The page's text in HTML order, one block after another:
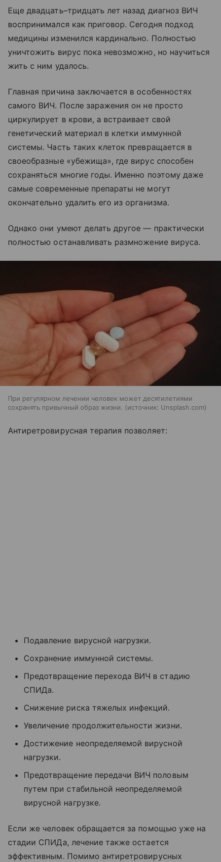
Еще двадцать–тридцать лет назад диагноз ВИЧ
воспринимался как приговор. Сегодня подход
медицины изменился кардинально. Полностью
уничтожить вирус пока невозможно, но научиться
жить с ним удалось.
Главная причина заключается в особенностях
самого ВИЧ. После заражения он не просто
циркулирует в крови, а встраивает свой
генетический материал в клетки иммунной
системы. Часть таких клеток превращается в
своеобразные «убежища», где вирус способен
сохраняться многие годы. Именно поэтому даже
самые современные препараты не могут
окончательно удалить его из организма.
Однако они умеют делать другое — практически
полностью останавливать размножение вируса.
При регулярном лечении человек может десятилетиями
сохранять привычный образ жизни.
источник: Unsplash.com
Антиретровирусная терапия позволяет:
Подавление вирусной нагрузки.
Сохранение иммунной системы.
Предотвращение перехода ВИЧ в стадию
СПИДа.
Снижение риска тяжелых инфекций.
Увеличение продолжительности жизни.
Достижение неопределяемой вирусной
нагрузки.
Предотвращение передачи ВИЧ половым
путем при стабильной неопределяемой
вирусной нагрузке.
Если же человек обращается за помощью уже на
стадии СПИДа, лечение также остается
эффективным. Помимо антиретровирусных